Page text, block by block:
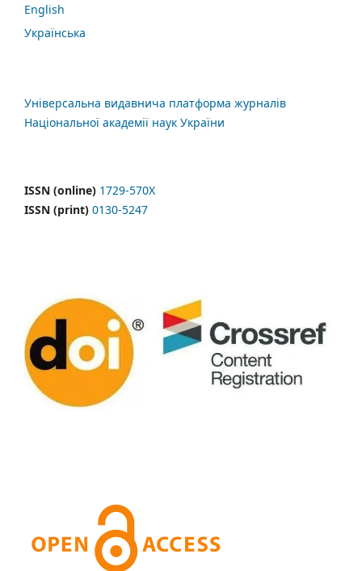
English
Українська
Універсальна видавнича платформа журналів
Національної академії наук України
ISSN (online) 1729-570X
ISSN (print) 0130-5247